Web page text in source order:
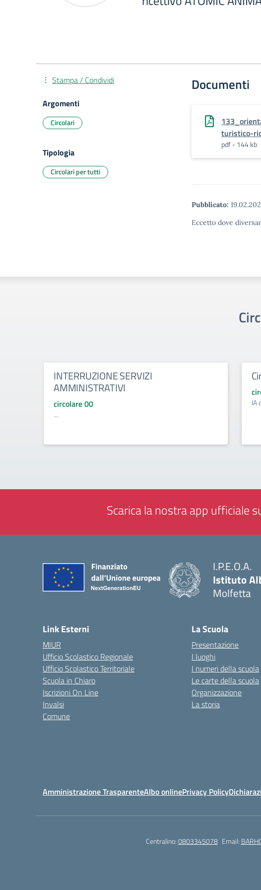
Documenti
turistico-
pdf - 144 kb
Pubblicato:
Eccetto dove
Stampa / Condividi
Argomenti
Circolari
Tipologia
Circolari per tutti
INTERRUZIONE SERVIZI
AMMINISTRATIVI
circolare 00
...
IA
Scarica la nostra app ufficiale
I.P.E.O.A.
Istituto
Molfetta
Link Esterni
MIUR
Ufficio Scolastico Regionale
Ufficio Scolastico Territoriale
Scuola in Chiaro
Iscrizioni On Line
Invalsi
Comune
La Scuola
Presentazione
I luoghi
I numeri della scuola
Le carte della scuola
Organizzazione
La storia
Amministrazione TrasparenteAlbo onlinePrivacy Policy
Centralino:0803345078 Email: